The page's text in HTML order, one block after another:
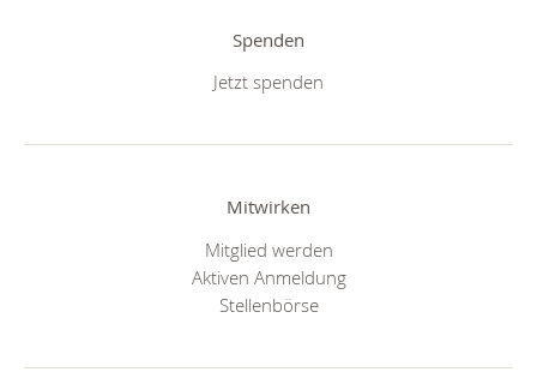
Spenden
Jetzt spenden
Mitwirken
Mitglied werden
Aktiven Anmeldung
Stellenbörse